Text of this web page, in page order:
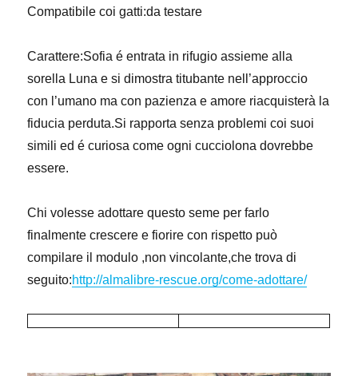
Compatibile coi gatti:da testare
Carattere:Sofia é entrata in rifugio assieme alla
sorella Luna e si dimostra titubante nell’approccio
con l’umano ma con pazienza e amore riacquisterà la
fiducia perduta.Si rapporta senza problemi coi suoi
simili ed é curiosa come ogni cucciolona dovrebbe
essere.
Chi volesse adottare questo seme per farlo
finalmente crescere e fiorire con rispetto può
compilare il modulo ,non vincolante,che trova di
seguito:http://almalibre-rescue.org/come-adottare/